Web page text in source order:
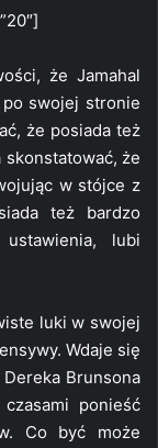
że Jamahal
po swojej stronie
że posiada też
że
w stójce z
też bardzo
lubi
luki w swojej
Wdaje się
Dereka Brunsona
ponieść
Co być może